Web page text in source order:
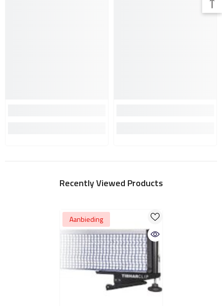
Recently Viewed Products
Aanbieding